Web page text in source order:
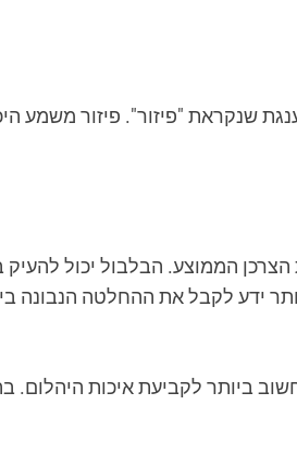
שנקראת "פיזור". פיזור משמע
הממוצע. הבלבול יכול להעיק
ידע לקבל את ההחלטה הנבונה
ביותר לקביעת איכות היהלום.